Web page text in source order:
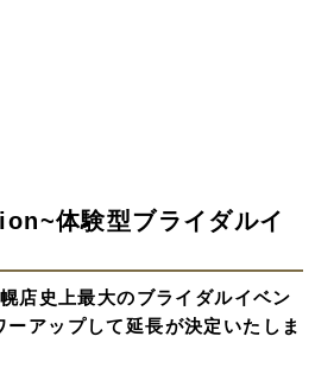
体験型ブライダルイ
店史上最大のブライダルイベン
ーアップして延長が決定いたしま